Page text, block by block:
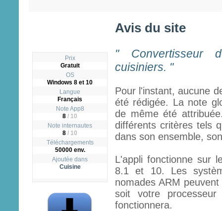
Prix
Gratuit
OS
Windows 8 et 10
Langue
Français
Note App8
8 / 10
Note internautes
8 / 10
Téléchargements
50000 env.
Ajoutée dans
Cuisine
Avis du site
" Convertisseur
cuisiniers. "
Pour l'instant, aucune
été rédigée. La note
de même été
différents critères tels
dans son ensemble,
L'appli fonctionne sur
8.1 et 10. Les
nomades ARM
soit votre
fonctionnera.